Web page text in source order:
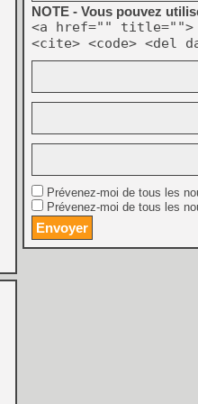
NOTE - Vous pouvez
<a href="" title="">
<cite> <code> <del
Prévenez-moi de tous les
Prévenez-moi de tous les